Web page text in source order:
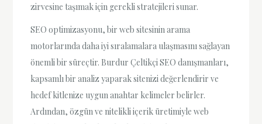
zirvesine taşımak için gerekli stratejileri sunar.
SEO optimizasyonu, bir web sitesinin arama
motorlarında daha iyi sıralamalara ulaşmasını sağlayan
önemli bir süreçtir. Burdur Çeltikçi SEO danışmanları,
kapsamlı bir analiz yaparak sitenizi değerlendirir ve
hedef kitlenize uygun anahtar kelimeler belirler.
Ardından, özgün ve nitelikli içerik üretimiyle web